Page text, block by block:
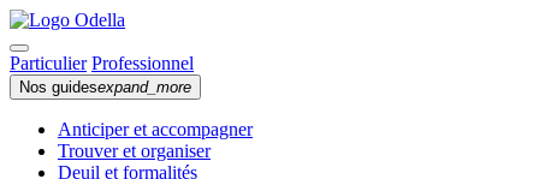
Particulier Professionnel
Nos guidesexpand_more
Anticiper et accompagner
Trouver et organiser
Deuil et formalités